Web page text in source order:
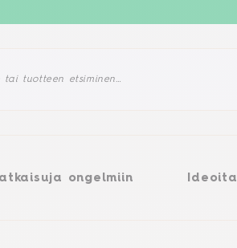
ongelmiin Ideoita
ongelmiinIdeoitaTuotteet